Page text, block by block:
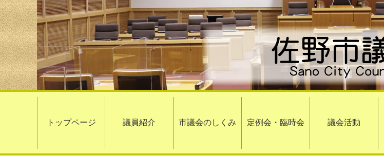
トップページ 議員紹介 市議会のしくみ 定例会・臨時会 議会活動